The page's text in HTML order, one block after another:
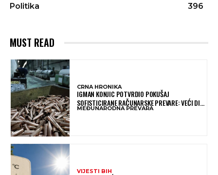
Politika
396
MUST READ
CRNA HRONIKA
IGMAN KONJIC POTVRDIO POKUŠAJ
SOFISTICIRANE RAČUNARSKE PREVARE: VEĆI DIO
NOVCA BLOKIRAN, OČEKUJE SE POVRAT
MEĐUNARODNA PREVARA
VIJESTI BIH